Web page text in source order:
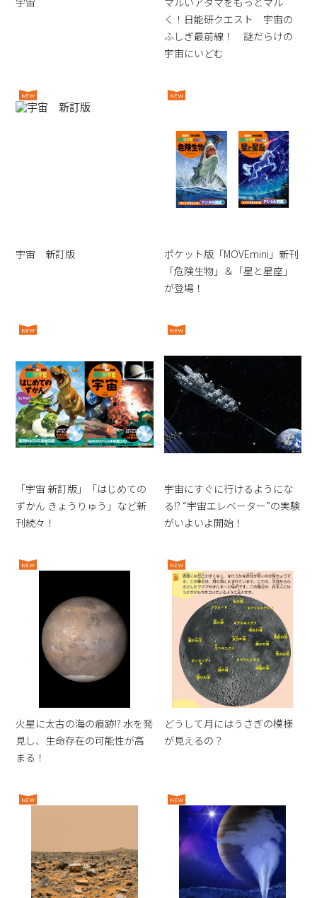
く！日能研クエスト 宇宙の
ふしぎ最前線！ 謎だらけの
宇宙にいどむ
宇宙 新訂版
ポケット版「MOVEmini」新刊
「危険生物」＆「星と星座」
が登場！
「宇宙 新訂版」「はじめての
ずかん きょうりゅう」など新
刊続々！
宇宙にすぐに行けるようにな
る!? “宇宙エレベーター”の実験
がいよいよ開始！
火星に太古の海の痕跡!? 水を発
見し、生命存在の可能性が高
まる！
どうして月にはうさぎの模様
が見えるの？